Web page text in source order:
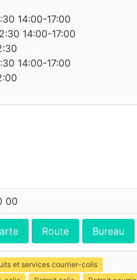
14:00-17:00
14:00-17:00
14:00-17:00
00
Route Bureau
et services courrier-colis